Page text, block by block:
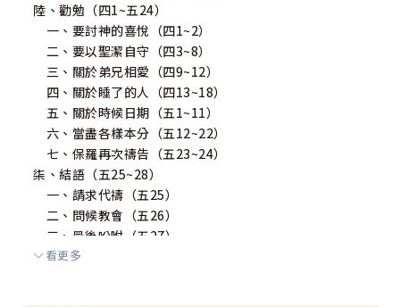
陸、勸勉（四1~五24）
一、要討神的喜悅（四1~2）
二、要以聖潔自守（四3~8）
三、關於弟兄相愛（四9~12）
四、關於睡了的人（四13~18）
五、關於時候日期（五1~11）
六、當盡各樣本分（五12~22）
七、保羅再次禱告（五23~24）
柒、結語（五25~28）
一、請求代禱（五25）
二、問候教會（五26）
三、最後吩咐（五27）
四、最後祝福（五28）
看更多